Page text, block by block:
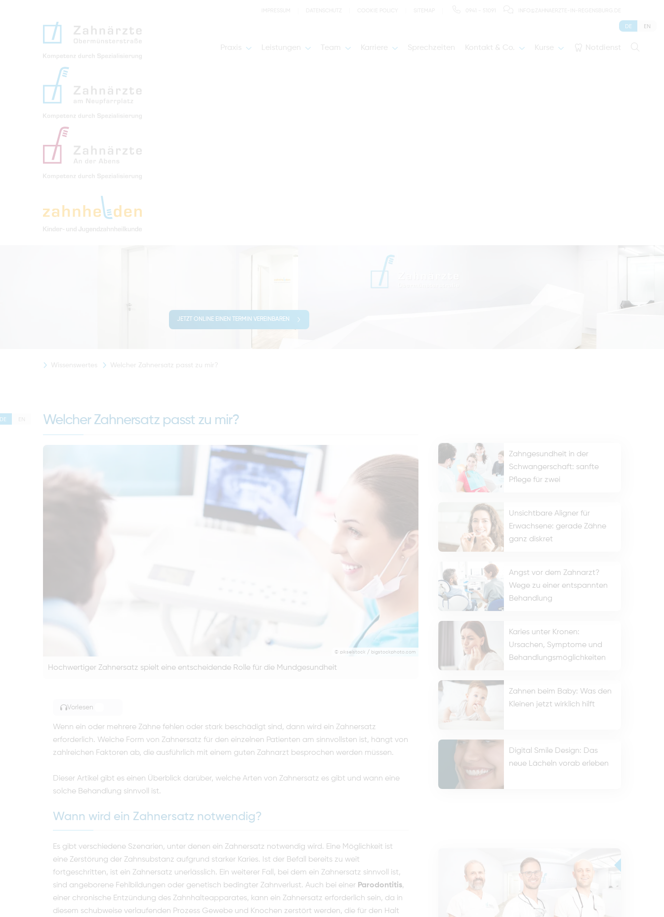
Praxis Leistungen Team Karriere Sprechzeiten Kontakt & Co. Kurse Notdienst
DE EN
JETZT ONLINE EINEN TERMIN VEREINBAREN
Wissenswertes Welcher Zahnersatz passt zu mir?
DE EN Welcher Zahnersatz passt zu mir?
© pikselstock / bigstockphoto.com
Hochwertiger Zahnersatz spielt eine entscheidende Rolle für die Mundgesundheit
Vorlesen
Wenn ein oder mehrere Zähne fehlen oder stark beschädigt sind, dann wird ein Zahnersatz
erforderlich. Welche Form von Zahnersatz für den einzelnen Patienten am sinnvollsten ist, hängt von
zahlreichen Faktoren ab, die ausführlich mit einem guten Zahnarzt besprochen werden müssen.
Dieser Artikel gibt es einen Überblick darüber, welche Arten von Zahnersatz es gibt und wann eine
solche Behandlung sinnvoll ist.
Wann wird ein Zahnersatz notwendig?
Es gibt verschiedene Szenarien, unter denen ein Zahnersatz notwendig wird. Eine Möglichkeit ist
eine Zerstörung der Zahnsubstanz aufgrund starker Karies. Ist der Befall bereits zu weit
fortgeschritten, ist ein Zahnersatz unerlässlich. Ein weiterer Fall, bei dem ein Zahnersatz sinnvoll ist,
sind angeborene Fehlbildungen oder genetisch bedingter Zahnverlust. Auch bei einer Parodontitis,
einer chronische Entzündung des Zahnhalteapparates, kann ein Zahnersatz erforderlich sein, da in
diesem schubweise verlaufenden Prozess Gewebe und Knochen zerstört werden, die für den Halt
Zahngesundheit in der
Schwangerschaft: sanfte
Pflege für zwei
Unsichtbare Aligner für
Erwachsene: gerade Zähne
ganz diskret
Angst vor dem Zahnarzt?
Wege zu einer entspannten
Behandlung
Karies unter Kronen:
Ursachen, Symptome und
Behandlungsmöglichkeiten
Zahnen beim Baby: Was den
Kleinen jetzt wirklich hilft
Digital Smile Design: Das
neue Lächeln vorab erleben